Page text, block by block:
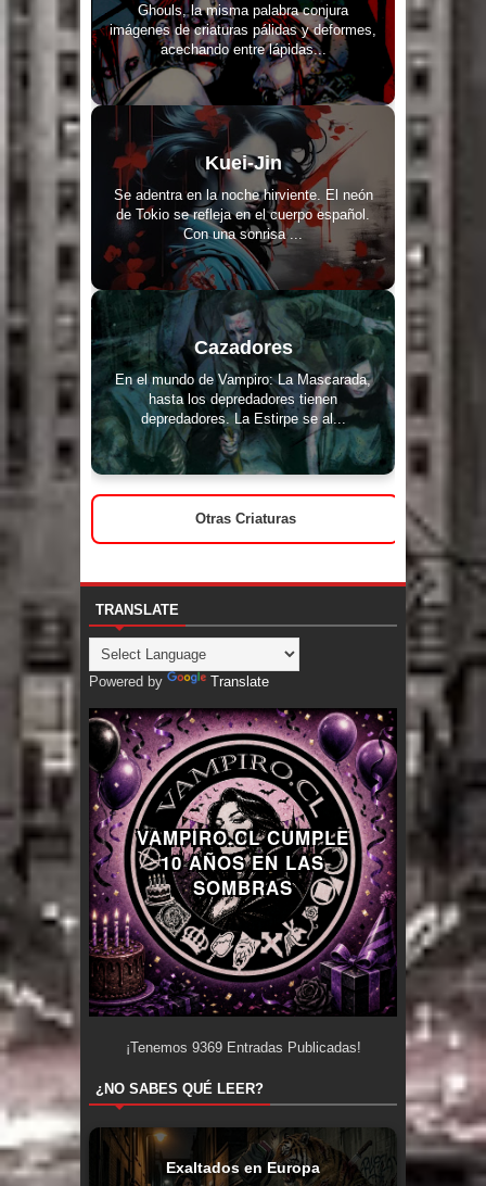
Ghouls, la misma palabra conjura
imágenes de criaturas pálidas y deformes,
acechando entre lápidas...
Kuei-Jin
Se adentra en la noche hirviente. El neón
de Tokio se refleja en el cuerpo español.
Con una sonrisa ...
Cazadores
En el mundo de Vampiro: La Mascarada,
hasta los depredadores tienen
depredadores. La Estirpe se al...
Otras Criaturas
TRANSLATE
Powered by Translate
VAMPIRO.CL CUMPLE
10 AÑOS EN LAS
SOMBRAS
¡Tenemos 9369Entradas Publicadas!
¿NO SABES QUÉ LEER?
Exaltados en Europa